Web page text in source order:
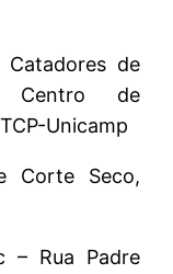
Catadores de
Centro de
Unicamp
Corte Seco,
– Rua Padre